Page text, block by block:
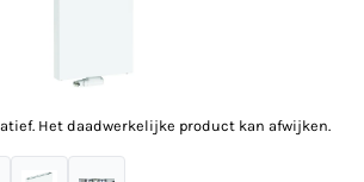
Het daadwerkelijke product kan afwijken.